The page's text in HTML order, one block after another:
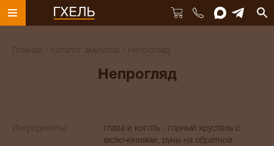
Главная Каталог амулетов Непрогляд
Непрогляд
Ингридиенты:
глаза и коготь , горный хрусталь с
включениями, руны на обратной